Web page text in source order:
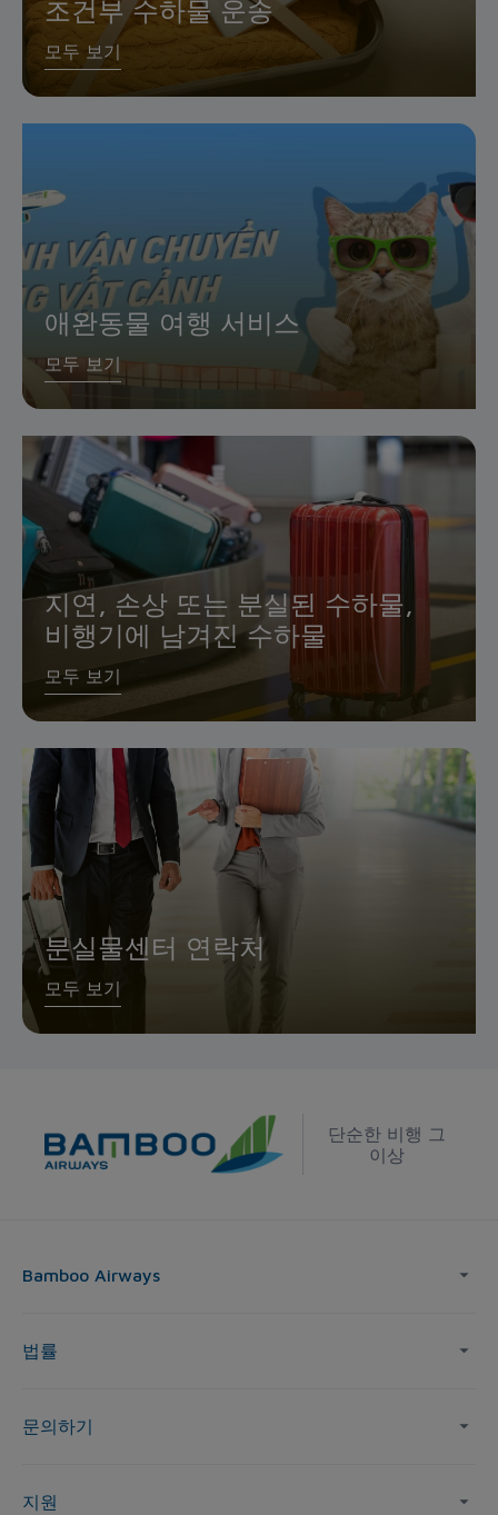
조건부 수하물 운송
모두 보기
애완동물 여행 서비스
모두 보기
지연, 손상 또는 분실된 수하물,
비행기에 남겨진 수하물
모두 보기
분실물센터 연락처
모두 보기
단순한 비행 그
이상
Bamboo Airways
법률
문의하기
지원